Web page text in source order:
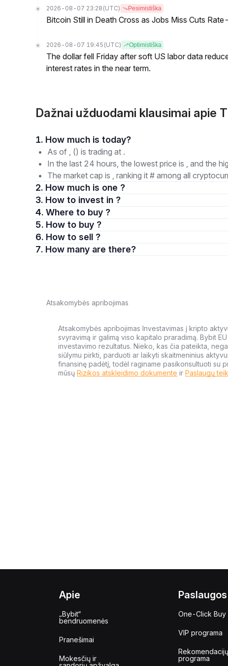
2026-08-07 23:28 (UTC) Pesimistiška
Bitcoin Still in Death Cross as Jobs Miss Cuts
2026-08-07 19:45 (UTC) Optimistiška
The dollar fell Friday after soft US labor data
interest rates in the near term.
Dažnai užduodami klausimai apie
1. How much is today?
As of , () is trading at .
In the last 24 hours, the lowest price is , and the
The market cap is , ranking it # among all
2. How much is one ?
3. How to invest in ?
4. Where to buy ?
5. How to buy ?
6. How to sell ?
7. How many are there?
Atsakomybės apribojimas
Atsakomybės apribojimas Investavimas į kripto
svyravimą ir galimą viso kapitalo praradimą. Bybit
investavimo rezultatus. Nieko, kas čia pateikta,
siūlymu pirkti, parduoti ar laikyti skaitmeninius
finansinę padėtį, todėl raginame pasikonsultuoti su
mūsų Rizikos atskleidimo dokumente ir Paslaugų
Apie
„Bybit“
bendruomenės
Pranešimai
Mokesčių ir
Paslaugos
One-Click Buy
VIP programa
Rekomendacijų
programa